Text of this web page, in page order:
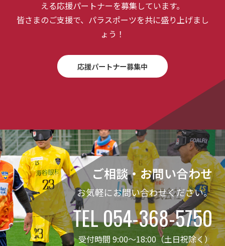
える応援パートナーを募集しています。
皆さまのご支援で、パラスポーツを共に盛り上げまし
ょう！
応援パートナー募集中
ご相談・お問い合わせ
お気軽にお問い合わせください。
TEL 054-368-5750
受付時間 9:00～18:00（土日祝除く）